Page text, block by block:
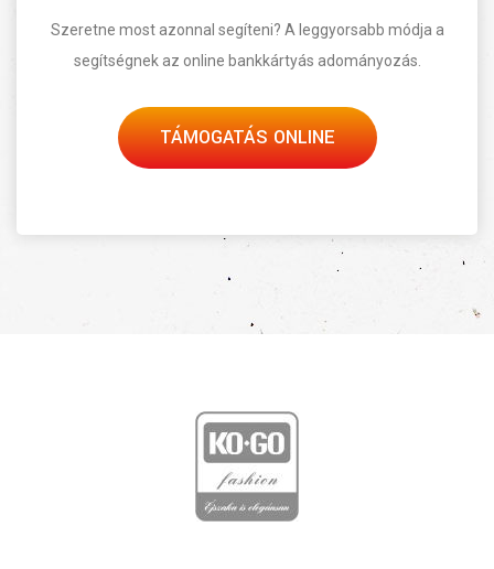
Szeretne most azonnal segíteni? A leggyorsabb módja a
segítségnek az online bankkártyás adományozás.
TÁMOGATÁS ONLINE